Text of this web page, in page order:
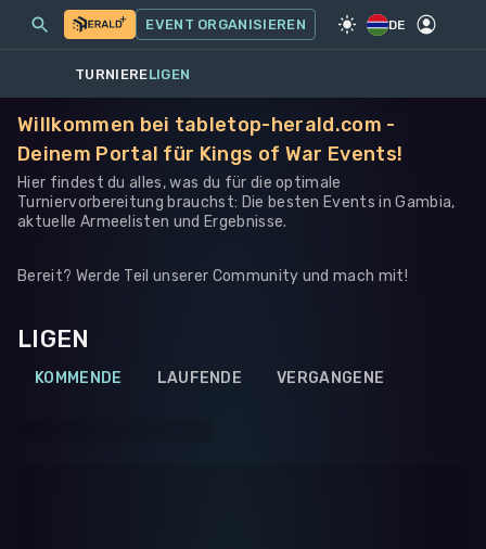
SPIEL·WARHAMMER 40K
MEINE EVENTS MEHR
EVENT ORGANISIEREN DE
TURNIERELIGEN
Willkommen bei tabletop-herald.com -
Deinem Portal für Kings of War Events!
Hier findest du alles, was du für die optimale
Turniervorbereitung brauchst: Die besten Events in Gambia,
aktuelle Armeelisten und Ergebnisse.
Bereit? Werde Teil unserer Community und mach mit!
LIGEN
KOMMENDE LAUFENDE VERGANGENE